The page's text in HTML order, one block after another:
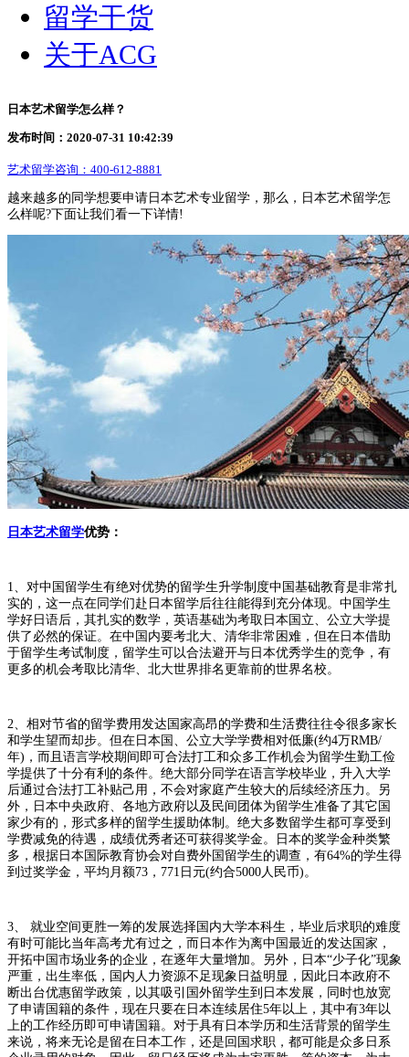
留学干货
关于ACG
日本艺术留学怎么样？
发布时间：2020-07-31 10:42:39
艺术留学咨询： 400-612-8881
越来越多的同学想要申请日本艺术专业留学，那么，日本艺术留学怎
么样呢?下面让我们看一下详情!
日本艺术留学优势：
1、对中国留学生有绝对优势的留学生升学制度中国基础教育是非常扎
实的，这一点在同学们赴日本留学后往往能得到充分体现。中国学生
学好日语后，其扎实的数学，英语基础为考取日本国立、公立大学提
供了必然的保证。在中国内要考北大、清华非常困难，但在日本借助
于留学生考试制度，留学生可以合法避开与日本优秀学生的竞争，有
更多的机会考取比清华、北大世界排名更靠前的世界名校。
2、相对节省的留学费用发达国家高昂的学费和生活费往往令很多家长
和学生望而却步。但在日本国、公立大学学费相对低廉(约4万RMB/
年)，而且语言学校期间即可合法打工和众多工作机会为留学生勤工俭
学提供了十分有利的条件。绝大部分同学在语言学校毕业，升入大学
后通过合法打工补贴己用，不会对家庭产生较大的后续经济压力。另
外，日本中央政府、各地方政府以及民间团体为留学生准备了其它国
家少有的，形式多样的留学生援助体制。绝大多数留学生都可享受到
学费减免的待遇，成绩优秀者还可获得奖学金。日本的奖学金种类繁
多，根据日本国际教育协会对自费外国留学生的调查，有64%的学生得
到过奖学金，平均月额73，771日元(约合5000人民币)。
3、 就业空间更胜一筹的发展选择国内大学本科生，毕业后求职的难度
有时可能比当年高考尤有过之，而日本作为离中国最近的发达国家，
开拓中国市场业务的企业，在逐年大量增加。另外，日本“少子化”现象
严重，出生率低，国内人力资源不足现象日益明显，因此日本政府不
断出台优惠留学政策，以其吸引国外留学生到日本发展，同时也放宽
了申请国籍的条件，现在只要在日本连续居住5年以上，其中有3年以
上的工作经历即可申请国籍。对于具有日本学历和生活背景的留学生
来说，将来无论是留在日本工作，还是回国求职，都可能是众多日系